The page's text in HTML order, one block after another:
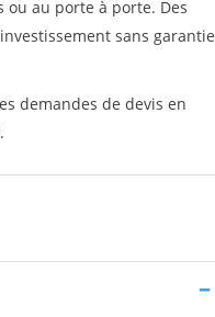
au porte à porte. Des
sans garantie
demandes de devis en